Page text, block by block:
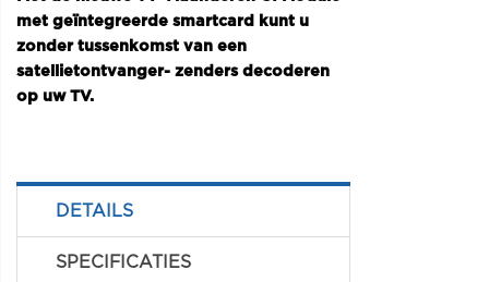
met geïntegreerde smartcard kunt u
zonder tussenkomst van een
satellietontvanger- zenders decoderen
op uw TV.
DETAILS
SPECIFICATIES